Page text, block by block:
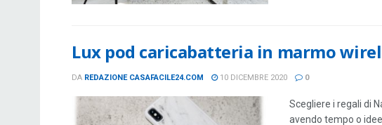
Lux pod caricabatteria in marmo
DA REDAZIONE CASAFACILE24.COM 10 DICEMBRE 2020 0
Scegliere i regali di
avendo tempo o idee,